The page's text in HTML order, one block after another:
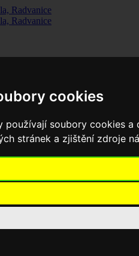
cookies
používají soubory cookies a
stránek a zjištění zdroje
školy